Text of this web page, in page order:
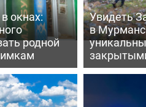
окнах:
родной
Увидеть
в